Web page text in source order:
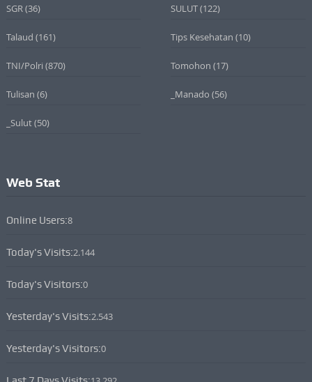
SGR (36) SULUT(122)
Talaud (161) Tips Kesehatan (10)
TNI/Polri (870) Tomohon (17)
Tulisan (6) _Manado (56)
_Sulut(50)
Web Stat
Online Users:8
Today's Visits:2.144
Today's Visitors:0
Yesterday's Visits:2.543
Yesterday's Visitors:0